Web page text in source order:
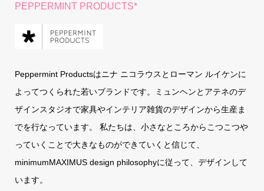
PEPPERMINT PRODUCTS*
Peppermint Productsはニナ ニコラウスとローマン ルイケンに
よってつくられた若いブランドです。ミュンヘンとアテネのデ
ザインスタジオで家具やインテリア雑貨のデザインから生産ま
でを行なっています。 私たちは、小さなところからこつこつや
っていくことで大きなものができていくと信じて、
minimumMAXIMUS design philosophyに従って、デザインして
います。